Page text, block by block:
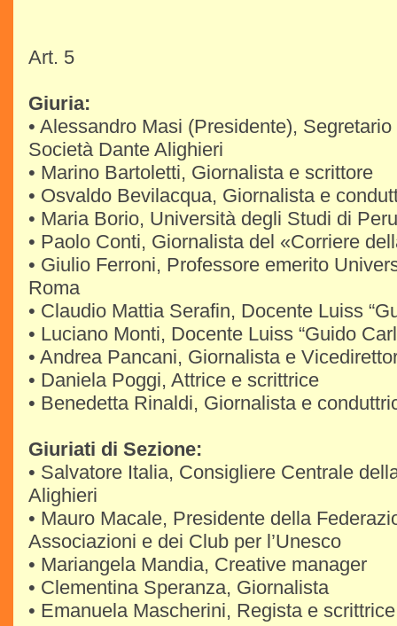
Art. 5
Giuria:
• Alessandro Masi (Presidente),
Società Dante Alighieri
• Marino Bartoletti, Giornalista e scrittore
• Osvaldo Bevilacqua, Giornalista e
• Maria Borio, Università degli Studi di
• Paolo Conti, Giornalista del «Corriere
• Giulio Ferroni, Professore emerito
Roma
• Claudio Mattia Serafin, Docente Luiss
• Luciano Monti, Docente Luiss “Guido
• Andrea Pancani, Giornalista e
• Daniela Poggi, Attrice e scrittrice
• Benedetta Rinaldi, Giornalista e
Giuriati di Sezione:
• Salvatore Italia, Consigliere Centrale
Alighieri
• Mauro Macale, Presidente della
Associazioni e dei Club per l’Unesco
• Mariangela Mandia, Creative manager
• Clementina Speranza, Giornalista
• Emanuela Mascherini, Regista e scrittrice